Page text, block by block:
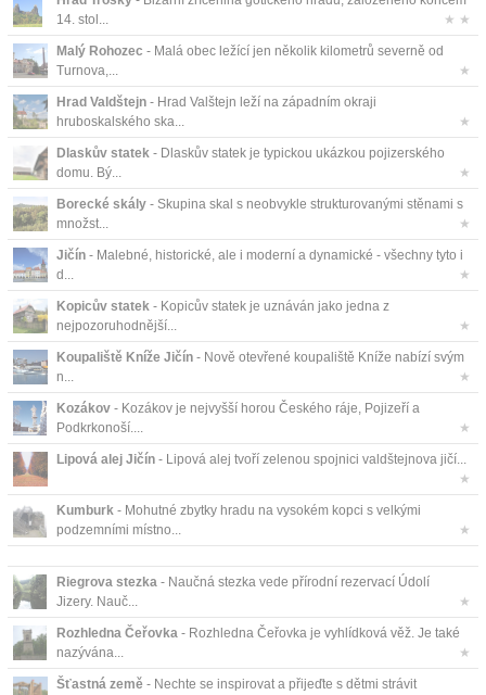
14. stol...
★ ★
Malý Rohozec - Malá obec ležící jen několik kilometrů severně od
Turnova,...
★
Hrad Valdštejn - Hrad Valštejn leží na západním okraji
hruboskalského ska...
★
Dlaskův statek - Dlaskův statek je typickou ukázkou pojizerského
domu. Bý...
★
Borecké skály - Skupina skal s neobvykle strukturovanými stěnami s
množst...
★
Jičín - Malebné, historické, ale i moderní a dynamické - všechny tyto i
d...
★
Kopicův statek - Kopicův statek je uznáván jako jedna z
nejpozoruhodnější...
★
Koupaliště Kníže Jičín - Nově otevřené koupaliště Kníže nabízí svým
n...
★
Kozákov - Kozákov je nejvyšší horou Českého ráje, Pojizeří a
Podkrkonoší....
★
Lipová alej Jičín - Lipová alej tvoří zelenou spojnici valdštejnova jičí...
★
Kumburk - Mohutné zbytky hradu na vysokém kopci s velkými
podzemními místno...
★
Riegrova stezka - Naučná stezka vede přírodní rezervací Údolí
Jizery. Nauč...
★
Rozhledna Čeřovka - Rozhledna Čeřovka je vyhlídková věž. Je také
nazývána...
★
Šťastná země - Nechte se inspirovat a přijeďte s dětmi strávit